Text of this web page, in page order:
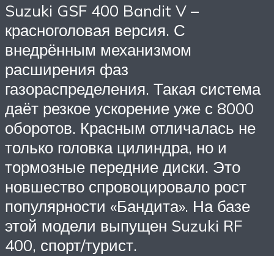
Suzuki GSF 400 Bandit V –
красноголовая версия. С
внедрённым механизмом
расширения фаз
газораспределения. Такая система
даёт резкое ускорение уже с 8000
оборотов. Красным отличалась не
только головка цилиндра, но и
тормозные передние диски. Это
новшество спровоцировало рост
популярности «Бандита». На базе
этой модели выпущен Suzuki RF
400, спорт/турист.